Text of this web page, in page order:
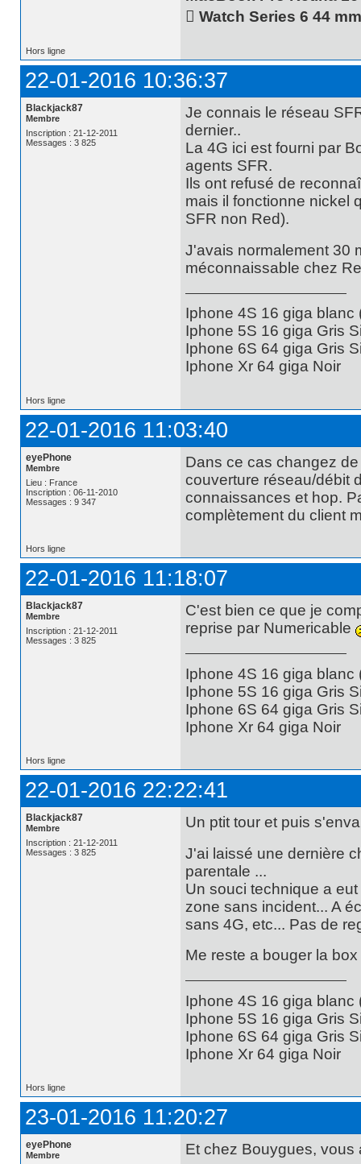
 Watch Series 6 44
Hors ligne
22-01-2016 10:36:37
Blackjack87
Membre
Inscription : 21-12-2011
Messages : 3 825
Je connais le réseau
dernier..
La 4G ici est fourni par
agents SFR.
Ils ont refusé de
mais il fonctionne nickel
SFR non Red).
J'avais normalement 30
méconnaissable chez
Iphone 4S 16 giga blanc
Iphone 5S 16 giga Gris
Iphone 6S 64 giga Gris
Iphone Xr 64 giga Noir
Hors ligne
22-01-2016 11:03:40
eyePhone
Membre
Lieu : France
Inscription : 06-11-2010
Messages : 9 347
Dans ce cas changez
couverture réseau/débit
connaissances et hop.
complètement du client
Hors ligne
22-01-2016 11:18:07
Blackjack87
Membre
Inscription : 21-12-2011
Messages : 3 825
C'est bien ce que je
reprise par Numericable
Iphone 4S 16 giga blanc
Iphone 5S 16 giga Gris
Iphone 6S 64 giga Gris
Iphone Xr 64 giga Noir
Hors ligne
22-01-2016 22:22:41
Blackjack87
Membre
Inscription : 21-12-2011
Messages : 3 825
Un ptit tour et puis
J'ai laissé une dernière
parentale ...
Un souci technique a
zone sans incident... A
sans 4G, etc... Pas de
Me reste a bouger la
Iphone 4S 16 giga blanc
Iphone 5S 16 giga Gris
Iphone 6S 64 giga Gris
Iphone Xr 64 giga Noir
Hors ligne
23-01-2016 11:20:27
eyePhone
Membre
Et chez Bouygues, vous